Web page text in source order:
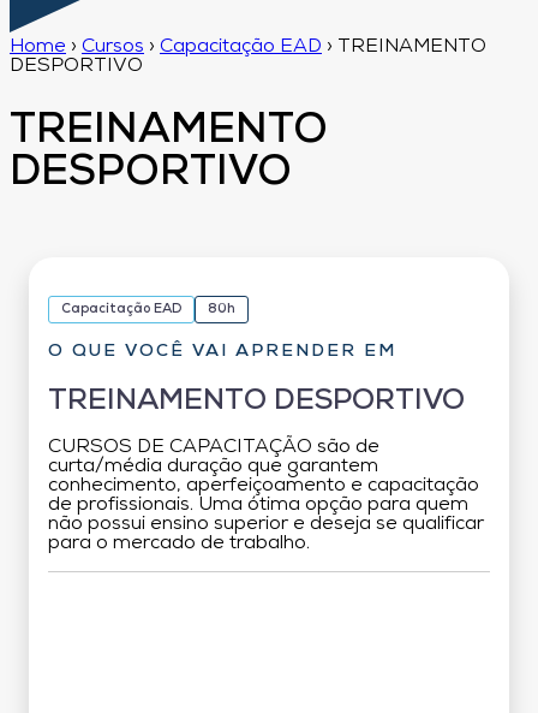
Home › Cursos › Capacitação EAD ›
TREINAMENTO
DESPORTIVO
TREINAMENTO
DESPORTIVO
Capacitação EAD 80h
O QUE VOCÊ VAI APRENDER EM
TREINAMENTO DESPORTIVO
CURSOS DE CAPACITAÇÃO são de
curta/média duração que garantem
conhecimento, aperfeiçoamento e capacitação
de profissionais. Uma ótima opção para quem
não possui ensino superior e deseja se qualificar
para o mercado de trabalho.